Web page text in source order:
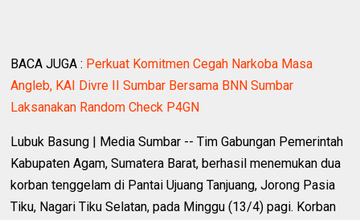
BACA JUGA : Perkuat Komitmen Cegah Narkoba Masa
Angleb, KAI Divre II Sumbar Bersama BNN Sumbar
Laksanakan Random Check P4GN
Lubuk Basung | Media Sumbar -- Tim Gabungan Pemerintah
Kabupaten Agam, Sumatera Barat, berhasil menemukan dua
korban tenggelam di Pantai Ujuang Tanjuang, Jorong Pasia
Tiku, Nagari Tiku Selatan, pada Minggu (13/4) pagi. Korban